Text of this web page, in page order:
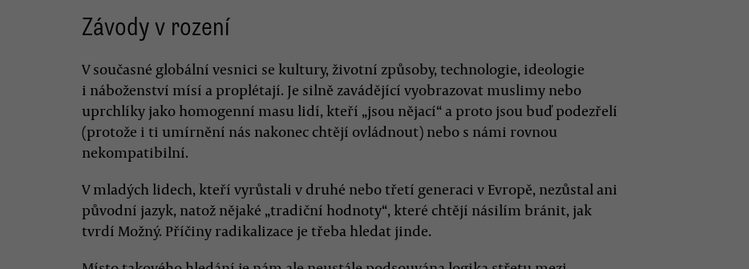
Závody v rození
V současné globální vesnici se kultury, životní způsoby, technologie, ideologie
i náboženství mísí a proplétají. Je silně zavádějící vyobrazovat muslimy nebo
uprchlíky jako homogenní masu lidí, kteří „jsou nějací“ a proto jsou buď podezřelí
(protože i ti umírnění nás nakonec chtějí ovládnout) nebo s námi rovnou
nekompatibilní.
V mladých lidech, kteří vyrůstali v druhé nebo třetí generaci v Evropě, nezůstal ani
původní jazyk, natož nějaké „tradiční hodnoty“, které chtějí násilím bránit, jak
tvrdí Možný. Příčiny radikalizace je třeba hledat jinde.